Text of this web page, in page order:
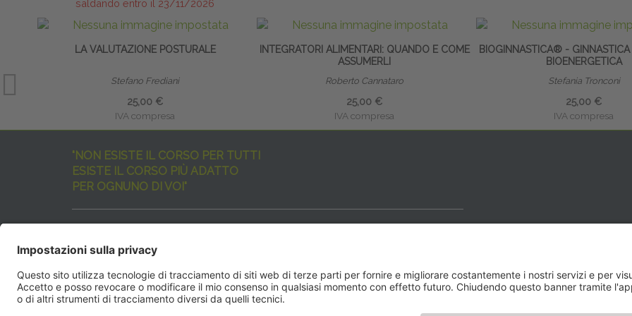
saldando entro il 23/11/2026
LA VALUTAZIONE POSTURALE
Stefano Frediani
25,00 €
IVA compresa
INTEGRATORI ALIMENTARI: QUANDO E COME
ASSUMERLI
Roberto Cannataro
25,00 €
IVA compresa
BIOGINNASTICA® - GINNASTICA
BIOENERGETICA
Stefania Tronconi
25,00 €
IVA compresa
"NON ESISTE IL CORSO PER TUTTI
ESISTE IL CORSO PIÙ ADATTO
PER OGNUNO DI VOI"
ma rispondenti a diverse esigenze formative
e di aggiornamento professionale.
EdiAcademyvuole aiutarvi nella scelta dell’evento ideale
SEGUICI QUI: